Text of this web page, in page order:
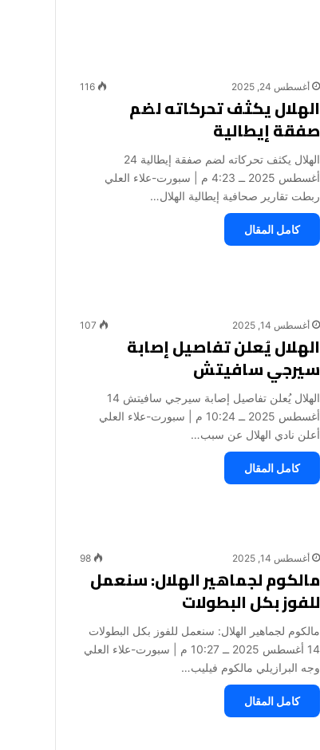
أغسطس 24, 2025 116
الهلال يكثف تحركاته لضم
صفقة إيطالية
الهلال يكثف تحركاته لضم صفقة إيطالية 24
أغسطس 2025 ــ 4:23 م | سبورت-علاء العلي
ربطت تقارير صحافية إيطالية الهلال…
كامل المقال
أغسطس 14, 2025 107
الهلال يُعلن تفاصيل إصابة
سيرجي سافيتش
الهلال يُعلن تفاصيل إصابة سيرجي سافيتش 14
أغسطس 2025 ــ 10:24 م | سبورت-علاء العلي
أعلن نادي الهلال عن سبب…
كامل المقال
أغسطس 14, 2025 98
مالكوم لجماهير الهلال: سنعمل
للفوز بكل البطولات
مالكوم لجماهير الهلال: سنعمل للفوز بكل البطولات
14 أغسطس 2025 ــ 10:27 م | سبورت-علاء العلي
وجه البرازيلي مالكوم فيليب…
كامل المقال